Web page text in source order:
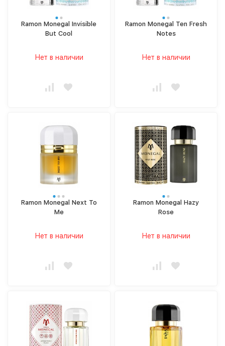
Ramon Monegal Invisible
But Cool
Нет в наличии
Ramon Monegal Ten Fresh
Notes
Нет в наличии
Ramon Monegal Next To
Me
Нет в наличии
Ramon Monegal Hazy
Rose
Нет в наличии